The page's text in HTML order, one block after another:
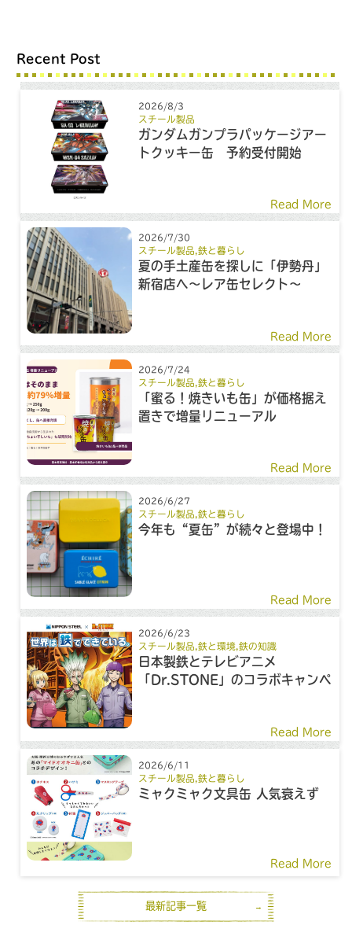
Recent Post
2026/8/3
スチール製品
ガンダムガンプラパッケージアー
トクッキー缶 予約受付開始
Read More
2026/7/30
スチール製品,鉄と暮らし
夏の手土産缶を探しに「伊勢丹」
新宿店へ～レア缶セレクト～
Read More
2026/7/24
スチール製品 ,鉄と暮らし
「蜜る！焼きいも缶」が価格据え
置きで増量リニューアル
Read More
2026/6/27
スチール製品,鉄と暮らし
今年も“夏缶”が続々と登場中！
Read More
2026/6/23
スチール製品 ,鉄と環境 ,鉄の知識
日本製鉄とテレビアニメ
「Dr.STONE」のコラボキャンペ
Read More
2026/6/11
スチール製品 ,鉄と暮らし
ミャクミャク文具缶 人気衰えず
Read More
最新記事一覧